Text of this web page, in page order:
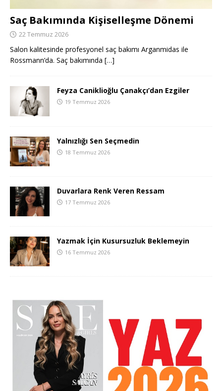
Saç Bakımında Kişiselleşme Dönemi
22 Temmuz 2026
Salon kalitesinde profesyonel saç bakımı Arganmidas ile
Rossmann’da. Saç bakımında […]
Feyza Caniklioğlu Çanakçı’dan Ezgiler
19 Temmuz 2026
Yalnızlığı Sen Seçmedin
18 Temmuz 2026
Duvarlara Renk Veren Ressam
17 Temmuz 2026
Yazmak İçin Kusursuzluk Beklemeyin
16 Temmuz 2026